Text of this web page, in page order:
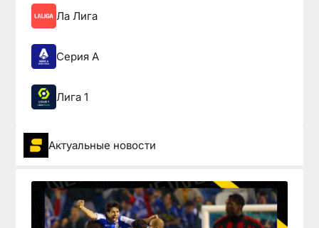
Ла Лига
Серия А
Лига 1
Актуальные новости